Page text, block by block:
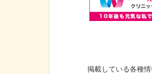
掲載している各種